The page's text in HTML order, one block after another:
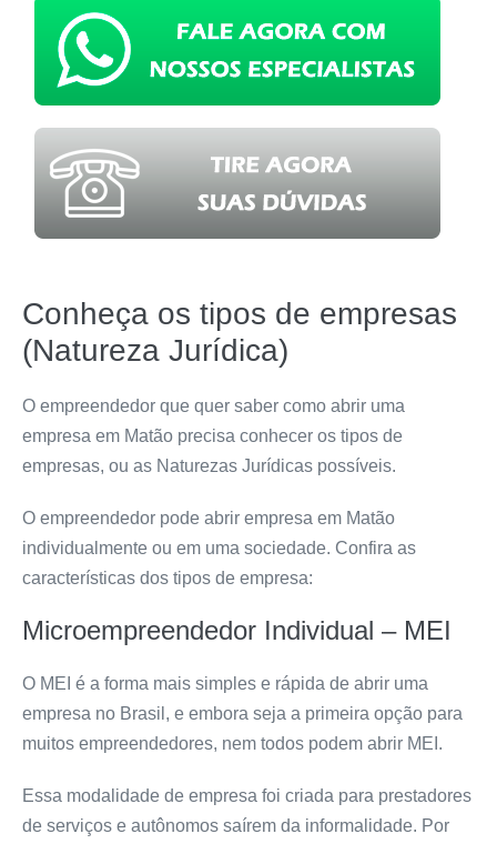
Conheça os tipos de empresas
(Natureza Jurídica)
O empreendedor que quer saber como abrir uma
empresa em Matão precisa conhecer os tipos de
empresas, ou as Naturezas Jurídicas possíveis.
O empreendedor pode abrir empresa em Matão
individualmente ou em uma sociedade. Confira as
características dos tipos de empresa:
Microempreendedor Individual – MEI
O MEI é a forma mais simples e rápida de abrir uma
empresa no Brasil, e embora seja a primeira opção para
muitos empreendedores, nem todos podem abrir MEI.
Essa modalidade de empresa foi criada para prestadores
de serviços e autônomos saírem da informalidade. Por